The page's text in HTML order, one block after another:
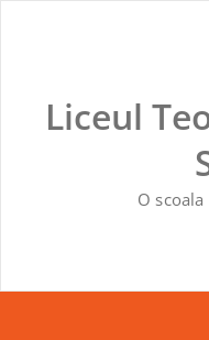
Liceul
O